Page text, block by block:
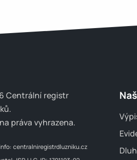
Centrální registr
práva vyhrazena.
centralniregistrdluzniku.cz